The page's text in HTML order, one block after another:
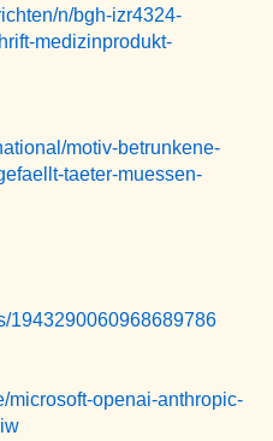
n/bgh-izr4324-
medizinprodukt-
motiv-betrunkene-
taeter-muessen-
1943290060968689786
microsoft-openai-anthropic-